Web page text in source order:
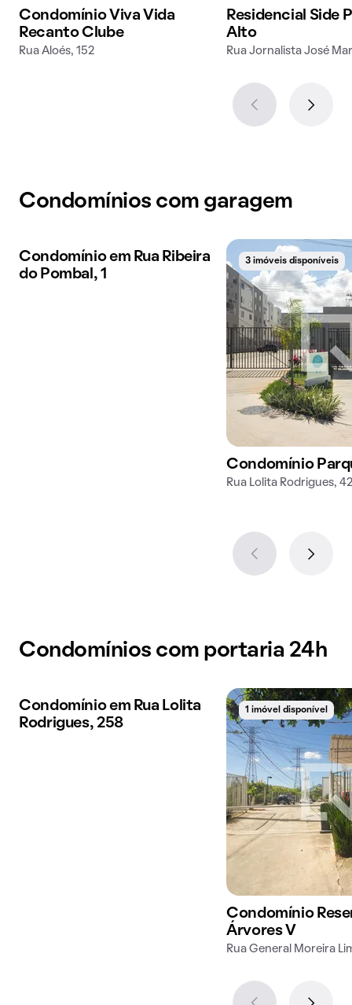
Condomínio Viva Vida
Recanto Clube
Rua Aloés, 152
Residencial Side
Alto
Rua Jornalista José
Condomínios com garagem
3 imóveis disponíveis
Condomínio em Rua Ribeira
do Pombal, 1
3 imóveis disponíveis
Condomínio
Rua Lolita Rodrigues,
Condomínios com portaria 24h
1 imóvel disponível
Condomínio em Rua Lolita
Rodrigues, 258
1 imóvel disponível
Condomínio
Árvores V
Rua General Moreira